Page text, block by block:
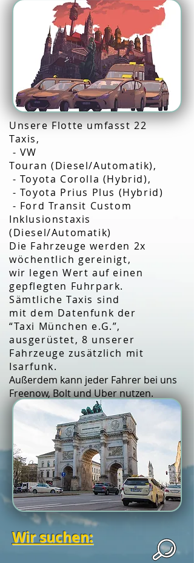
Unsere Flotte umfasst 22
Taxis,
- VW
Touran(Diesel/Automatik),
- Toyota Corolla (Hybrid),
- Toyota Prius Plus (Hybrid)
- Ford Transit Custom
Inklusionstaxis
(Diesel/Automatik)
Die Fahrzeuge werden 2x
wöchentlich gereinigt,
wir legen Wert auf einen
gepflegten Fuhrpark.
Sämtliche Taxis sind
mit dem Datenfunk der
“Taxi München e.G.”,
ausgerüstet, 8 unserer
Fahrzeuge zusätzlich mit
Isarfunk.
Außerdem kann jeder Fahrer bei uns
Freenow, Bolt und Uber nutzen.
Wir suchen: